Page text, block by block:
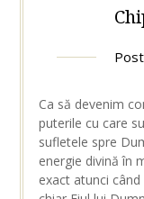
Ca să devenim
puterile cu care
sufletele spre
energie divină în
exact atunci